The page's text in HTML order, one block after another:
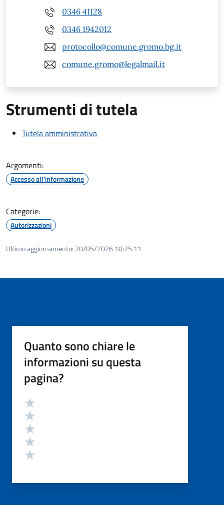
0346 41128
0346 1942012
protocollo@comune.gromo.bg.it
comune.gromo@legalmail.it
Strumenti di tutela
Tutela amministrativa
Argomenti:
Accesso all'informazione
Categorie:
Autorizzazioni
Ultimo aggiornamento: 20/05/2026 10:25.11
Quanto sono chiare le
informazioni su questa
pagina?
Valutazione